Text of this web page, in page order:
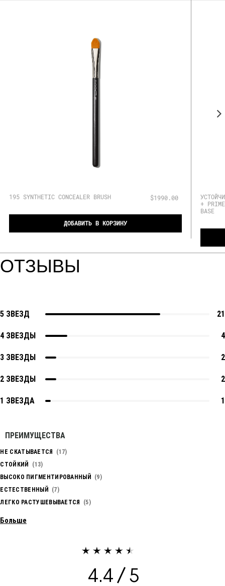
195 SYNTHETIC CONCEALER BRUSH $1990.00
ДОБАВИТЬ В КОРЗИНУ
+
BASE
ОТЗЫВЫ
5 ЗВЕЗД 21
4 ЗВЕЗДЫ 4
3 ЗВЕЗДЫ 2
2 ЗВЕЗДЫ 2
1 ЗВЕЗДА 1
ПРЕИМУЩЕСТВА
НЕ СКАТЫВАЕТСЯ
17
СТОЙКИЙ
13
ВЫСОКО ПИГМЕНТИРОВАННЫЙ
9
ЕСТЕСТВЕННЫЙ
7
ЛЕГКО РАСТУШЕВЫВАЕТСЯ
5
Больше
4.4